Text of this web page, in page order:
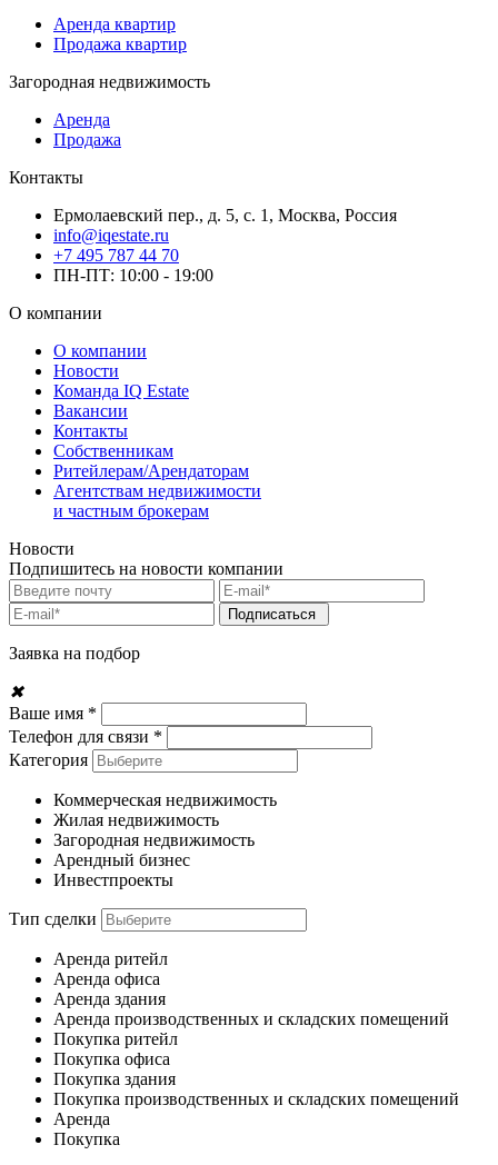
Аренда квартир
Продажа квартир
Загородная недвижимость
Аренда
Продажа
Контакты
Ермолаевский пер., д. 5, с. 1, Москва, Россия
info@iqestate.ru
+7 495 787 44 70
ПН-ПТ: 10:00 - 19:00
О компании
О компании
Новости
Команда IQ Estate
Вакансии
Контакты
Собственникам
Ритейлерам/Арендаторам
Агентствам недвижимости
и частным брокерам
Новости
Подпишитесь на новости компании
Подписаться
Заявка на подбор
✖
Ваше имя *
Телефон для связи *
Категория
Коммерческая недвижимость
Жилая недвижимость
Загородная недвижимость
Арендный бизнес
Инвестпроекты
Тип сделки
Аренда ритейл
Аренда офиса
Аренда здания
Аренда производственных и складских помещений
Покупка ритейл
Покупка офиса
Покупка здания
Покупка производственных и складских помещений
Аренда
Покупка